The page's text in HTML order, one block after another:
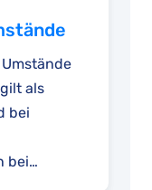
als
bei
bei